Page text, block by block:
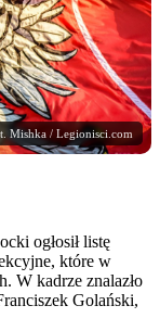
Mishka / Legionisci.com
ogłosił listę
które w
W kadrze znalazło
Golański,